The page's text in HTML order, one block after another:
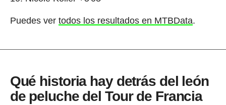
Puedes ver todos los resultados en MTBData.
Qué historia hay detrás del león
de peluche del Tour de Francia